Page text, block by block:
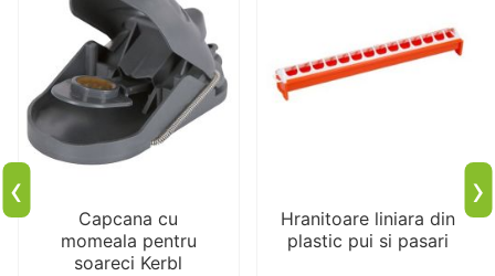
Capcana cu
momeala pentru
soareci Kerbl
Hranitoare liniara din
plastic pui si pasari
‹ ›